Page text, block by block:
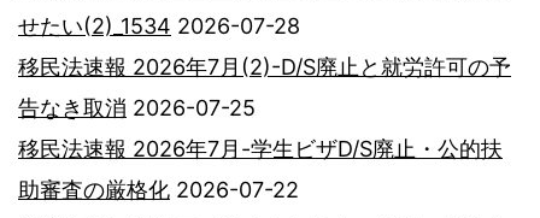
せたい(2)_1534 2026-07-28
移民法速報 2026年7月(2)-D/S廃止と就労許可の予
告なき取消 2026-07-25
移民法速報 2026年7月-学生ビザD/S廃止・公的扶
助審査の厳格化 2026-07-22